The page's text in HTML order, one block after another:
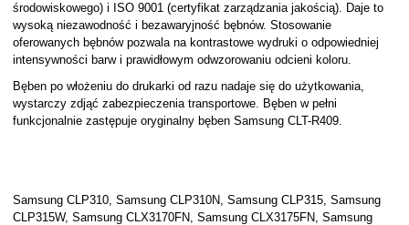
środowiskowego) i ISO 9001 (certyfikat zarządzania jakością). Daje to
wysoką niezawodność i bezawaryjność bębnów. Stosowanie
oferowanych bębnów pozwala na kontrastowe wydruki o odpowiedniej
intensywności barw i prawidłowym odwzorowaniu odcieni koloru.
Bęben po włożeniu do drukarki od razu nadaje się do użytkowania,
wystarczy zdjąć zabezpieczenia transportowe. Bęben w pełni
funkcjonalnie zastępuje oryginalny bęben Samsung CLT-R409.
Samsung CLP310, Samsung CLP310N, Samsung CLP315, Samsung
CLP315W, Samsung CLX3170FN, Samsung CLX3175FN, Samsung